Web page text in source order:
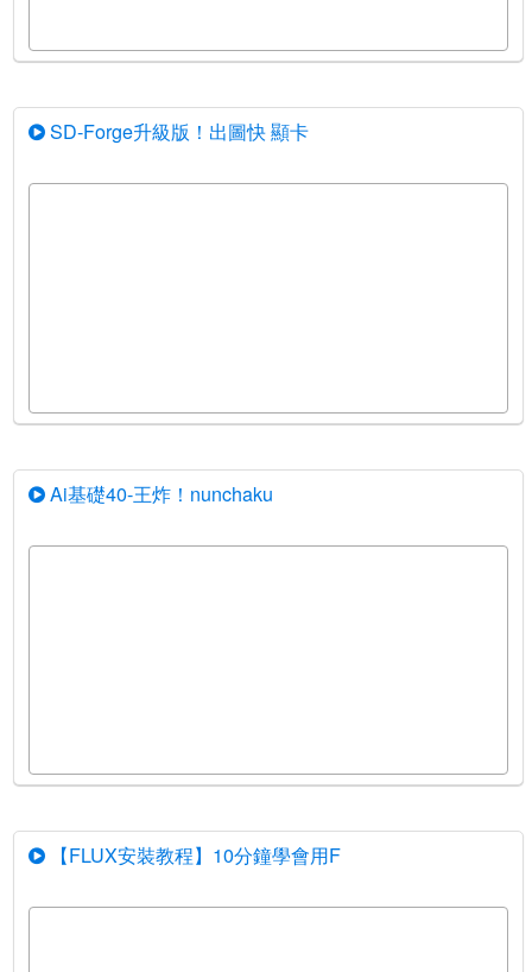
SD-Forge升級版！出圖快 顯卡
Ai基礎40-王炸！nunchaku
【FLUX安裝教程】10分鐘學會用F